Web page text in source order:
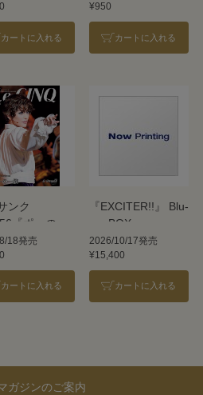
2026
カートに入れる
¥950
カートに入れる
ンク
『ポーの一
雪組＞
18発売
カートに入れる
『EXCITER!!』 Blu-
ray BOX
2026/10/17発売
¥15,400
カートに入れる
ガジンのご案内